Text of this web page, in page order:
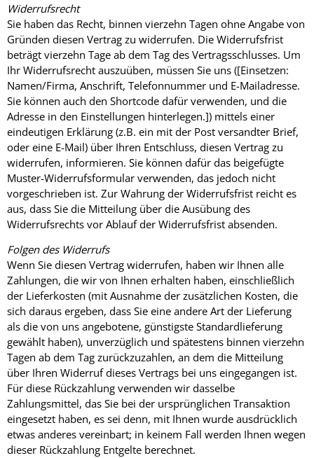
Widerrufsrecht
Sie haben das Recht, binnen vierzehn Tagen ohne Angabe von
Gründen diesen Vertrag zu widerrufen. Die Widerrufsfrist
beträgt vierzehn Tage ab dem Tag des Vertragsschlusses. Um
Ihr Widerrufsrecht auszuüben, müssen Sie uns ([Einsetzen:
Namen/Firma, Anschrift, Telefonnummer und E-Mailadresse.
Sie können auch den Shortcode dafür verwenden, und die
Adresse in den Einstellungen hinterlegen.]) mittels einer
eindeutigen Erklärung (z.B. ein mit der Post versandter Brief,
oder eine E-Mail) über Ihren Entschluss, diesen Vertrag zu
widerrufen, informieren. Sie können dafür das beigefügte
Muster-Widerrufsformular verwenden, das jedoch nicht
vorgeschrieben ist. Zur Wahrung der Widerrufsfrist reicht es
aus, dass Sie die Mitteilung über die Ausübung des
Widerrufsrechts vor Ablauf der Widerrufsfrist absenden.
Folgen des Widerrufs
Wenn Sie diesen Vertrag widerrufen, haben wir Ihnen alle
Zahlungen, die wir von Ihnen erhalten haben, einschließlich
der Lieferkosten (mit Ausnahme der zusätzlichen Kosten, die
sich daraus ergeben, dass Sie eine andere Art der Lieferung
als die von uns angebotene, günstigste Standardlieferung
gewählt haben), unverzüglich und spätestens binnen vierzehn
Tagen ab dem Tag zurückzuzahlen, an dem die Mitteilung
über Ihren Widerruf dieses Vertrags bei uns eingegangen ist.
Für diese Rückzahlung verwenden wir dasselbe
Zahlungsmittel, das Sie bei der ursprünglichen Transaktion
eingesetzt haben, es sei denn, mit Ihnen wurde ausdrücklich
etwas anderes vereinbart; in keinem Fall werden Ihnen wegen
dieser Rückzahlung Entgelte berechnet.